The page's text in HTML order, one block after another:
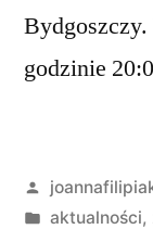
godzinie
przez
aktualności,